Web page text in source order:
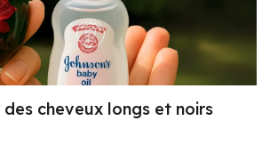
des cheveux longs et noirs